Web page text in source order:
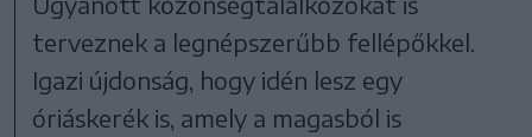
terveznek a legnépszerűbb fellépőkkel.
Igazi újdonság, hogy idén lesz egy
óriáskerék is, amely a magasból is